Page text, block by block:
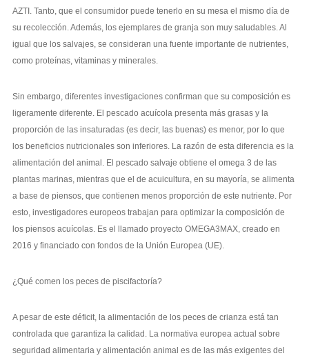
AZTI. Tanto, que el consumidor puede tenerlo en su mesa el mismo día de
su recolección. Además, los ejemplares de granja son muy saludables. Al
igual que los salvajes, se consideran una fuente importante de nutrientes,
como proteínas, vitaminas y minerales.
Sin embargo, diferentes investigaciones confirman que su composición es
ligeramente diferente. El pescado acuícola presenta más grasas y la
proporción de las insaturadas (es decir, las buenas) es menor, por lo que
los beneficios nutricionales son inferiores. La razón de esta diferencia es la
alimentación del animal. El pescado salvaje obtiene el omega 3 de las
plantas marinas, mientras que el de acuicultura, en su mayoría, se alimenta
a base de piensos, que contienen menos proporción de este nutriente. Por
esto, investigadores europeos trabajan para optimizar la composición de
los piensos acuícolas. Es el llamado proyecto OMEGA3MAX, creado en
2016 y financiado con fondos de la Unión Europea (UE).
¿Qué comen los peces de piscifactoría?
A pesar de este déficit, la alimentación de los peces de crianza está tan
controlada que garantiza la calidad. La normativa europea actual sobre
seguridad alimentaria y alimentación animal es de las más exigentes del